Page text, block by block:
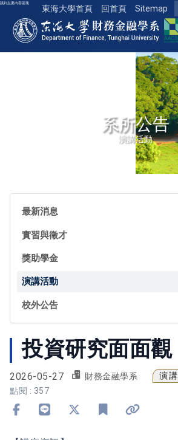
跳到主要內容區塊
東海大學首頁 回首頁 Sitemap
東海大學logo
系所公告
演講活動
最新消息
實習與徵才
獎助學金
演講活動
校外公告
投資研究面面觀
2026-05-27 財務金融學系
演
點閱 : 357